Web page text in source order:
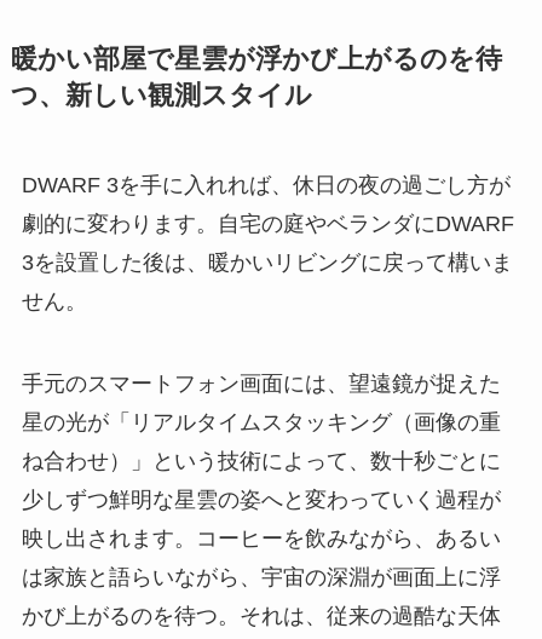
暖かい部屋で星雲が浮かび上がるのを待
つ、新しい観測スタイル
DWARF 3を手に入れれば、休日の夜の過ごし方が
劇的に変わります。自宅の庭やベランダにDWARF
3を設置した後は、暖かいリビングに戻って構いま
せん。
手元のスマートフォン画面には、望遠鏡が捉えた
星の光が「リアルタイムスタッキング（画像の重
ね合わせ）」という技術によって、数十秒ごとに
少しずつ鮮明な星雲の姿へと変わっていく過程が
映し出されます。コーヒーを飲みながら、あるい
は家族と語らいながら、宇宙の深淵が画面上に浮
かび上がるのを待つ。それは、従来の過酷な天体